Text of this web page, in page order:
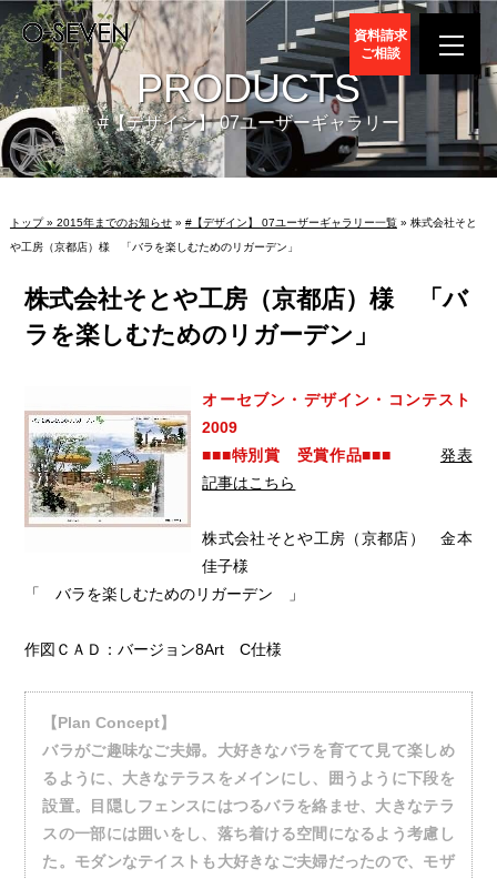
資料請求
ご相談
PRODUCTS
#【デザイン】 07ユーザーギャラリー
トップ » 2015年までのお知らせ» #【デザイン】 07ユーザーギャラリー一覧» 株式会社そと
や工房（京都店）様 「バラを楽しむためのリガーデン」
株式会社そとや工房（京都店）様 「バ
ラを楽しむためのリガーデン」
オーセブン・デザイン・コンテスト
2009
■■■特別賞 受賞作品■■■ 発表
記事はこちら
株式会社そとや工房（京都店） 金本
佳子様
「 バラを楽しむためのリガーデン 」
作図ＣＡＤ：バージョン8Art C仕様
【Plan Concept】
バラがご趣味なご夫婦。大好きなバラを育てて見て楽しめ
るように、大きなテラスをメインにし、囲うように下段を
設置。目隠しフェンスにはつるバラを絡ませ、大きなテラ
スの一部には囲いをし、落ち着ける空間になるよう考慮し
た。モダンなテイストも大好きなご夫婦だったので、モザ